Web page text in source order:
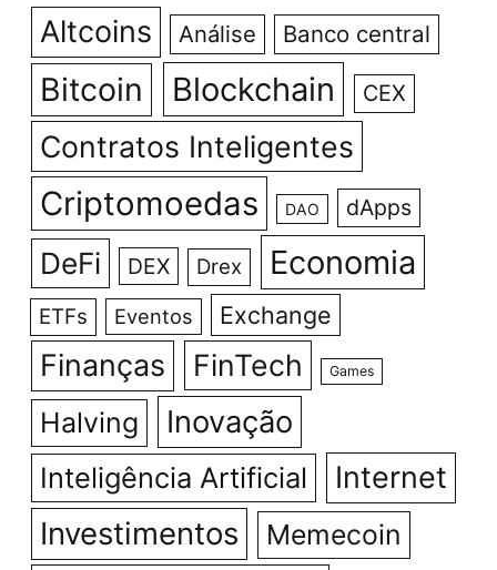
Altcoins Análise Banco central
Bitcoin Blockchain CEX
Contratos Inteligentes
Criptomoedas DAO dApps
DeFi DEX Drex Economia
ETFs Eventos Exchange
Finanças FinTech Games
Halving Inovação
Inteligência Artificial Internet
Investimentos Memecoin